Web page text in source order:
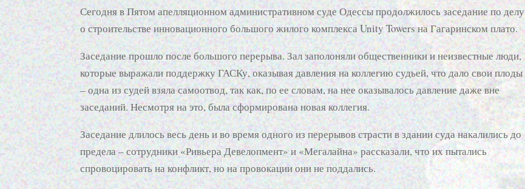
Сегодня в Пятом апелляционном административном суде Одессы продолжилось заседание по делу
о строительстве инновационного большого жилого комплекса Unity Towers на Гагаринском плато.
Заседание прошло после большого перерыва. Зал заполоняли общественники и неизвестные люди,
которые выражали поддержку ГАСКу, оказывая давления на коллегию судьей, что дало свои плоды
– одна из судей взяла самоотвод, так как, по ее словам, на нее оказывалось давление даже вне
заседаний. Несмотря на это, была сформирована новая коллегия.
Заседание длилось весь день и во время одного из перерывов страсти в здании суда накалились до
предела – сотрудники «Ривьера Девелопмент» и «Мегалайна» рассказали, что их пытались
спровоцировать на конфликт, но на провокации они не поддались.